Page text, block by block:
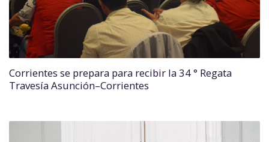
Corrientes se prepara para recibir la 34 ° Regata
Travesía Asunción–Corrientes